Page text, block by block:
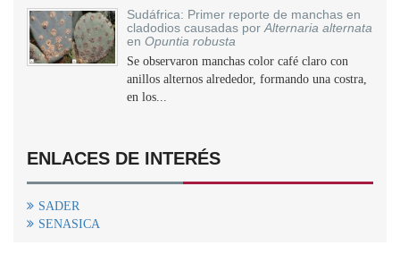
Sudáfrica: Primer reporte de manchas en
cladodios causadas por Alternaria alternata
en Opuntia robusta
Se observaron manchas color café claro con
anillos alternos alrededor, formando una costra,
en los...
ENLACES DE INTERÉS
SADER
SENASICA